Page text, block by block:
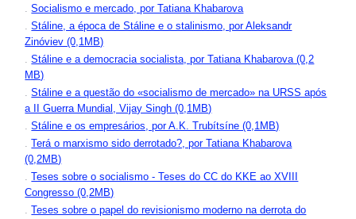
.Socialismo e mercado, por Tatiana Khabarova
.Stáline, a época de Stáline e o stalinismo, por Aleksandr
Zinóviev (0,1MB)
.Stáline e a democracia socialista, por Tatiana Khabarova (0,2
MB)
.Stáline e a questão do «socialismo de mercado» na URSS após
a II Guerra Mundial, Vijay Singh (0,1MB)
.Stáline e os empresários, por A.K. Trubítsíne (0,1MB)
.Terá o marxismo sido derrotado?, por Tatiana Khabarova
(0,2MB)
.Teses sobre o socialismo - Teses do CC do KKE ao XVIII
Congresso (0,2MB)
.Teses sobre o papel do revisionismo moderno na derrota do